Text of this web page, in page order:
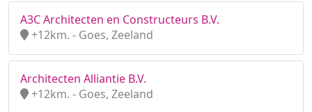
A3C Architecten en Constructeurs B.V.
+12km. - Goes, Zeeland
Architecten Alliantie B.V.
+12km. - Goes, Zeeland